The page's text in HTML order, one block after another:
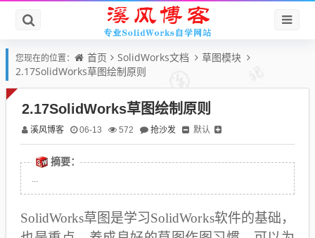
您现在的位置： 首页 SolidWorks文档
草图模块
2.17SolidWorks草图绘制原则
2.17SolidWorks草图绘制原则
溪风博客 06-13 572 抢沙发 默认
摘要：
...
SolidWorks草图是学习SolidWorks软件的基础，